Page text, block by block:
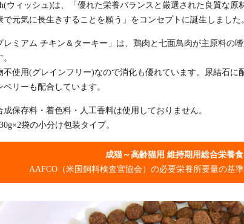
ウィッシュ)は、「優れた栄養バランスと厳選された良質な原
で元気に長生きすることを願う」をコンセプトに誕生しました
レミアム チキン＆ターキー」は、鶏肉と七面鳥肉が主原料の
不使用(グレインフリー)なので消化も優れています。尿結石に
ベリーも配合しています。
保存料・着色料・人工香料は使用しておりません。
袋の小分け包装タイプ。
成猫～高齢猫用 維持期用総合栄養食
AAFCO（米国飼料検査官協会）の必要栄養所要量の基準